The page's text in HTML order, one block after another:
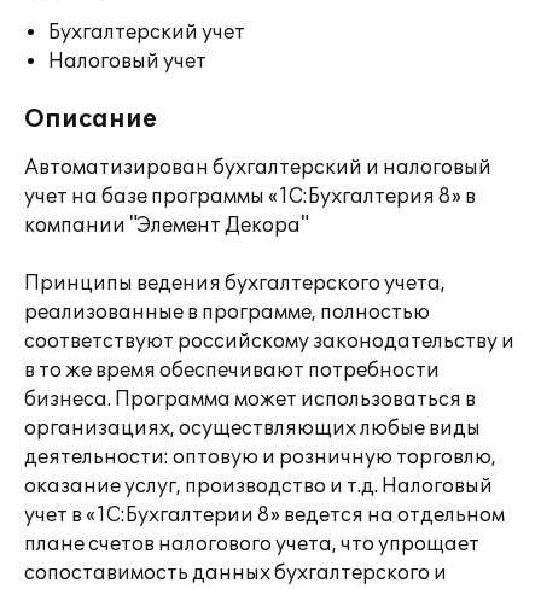
Бухгалтерский учет
Налоговый учет
Описание
Автоматизирован бухгалтерский и налоговый
учет на базе программы «1С:Бухгалтерия 8» в
компании "Элемент Декора"
Принципы ведения бухгалтерского учета,
реализованные в программе, полностью
соответствуют российскому законодательству и
в то же время обеспечивают потребности
бизнеса. Программа может использоваться в
организациях, осуществляющих любые виды
деятельности: оптовую и розничную торговлю,
оказание услуг, производство и т.д. Налоговый
учет в «1С:Бухгалтерии 8» ведется на отдельном
плане счетов налогового учета, что упрощает
сопоставимость данных бухгалтерского и